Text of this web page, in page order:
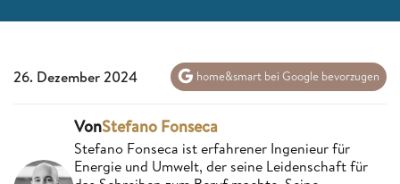
26. Dezember 2024 home&smart bei Google bevorzugen
VonStefano Fonseca
Stefano Fonseca ist erfahrener Ingenieur für
Energie und Umwelt, der seine Leidenschaft für